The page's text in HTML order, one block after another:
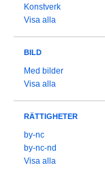
Konstverk
Visa alla
BILD
Med bilder
Visa alla
RÄTTIGHETER
by-nc
by-nc-nd
Visa alla